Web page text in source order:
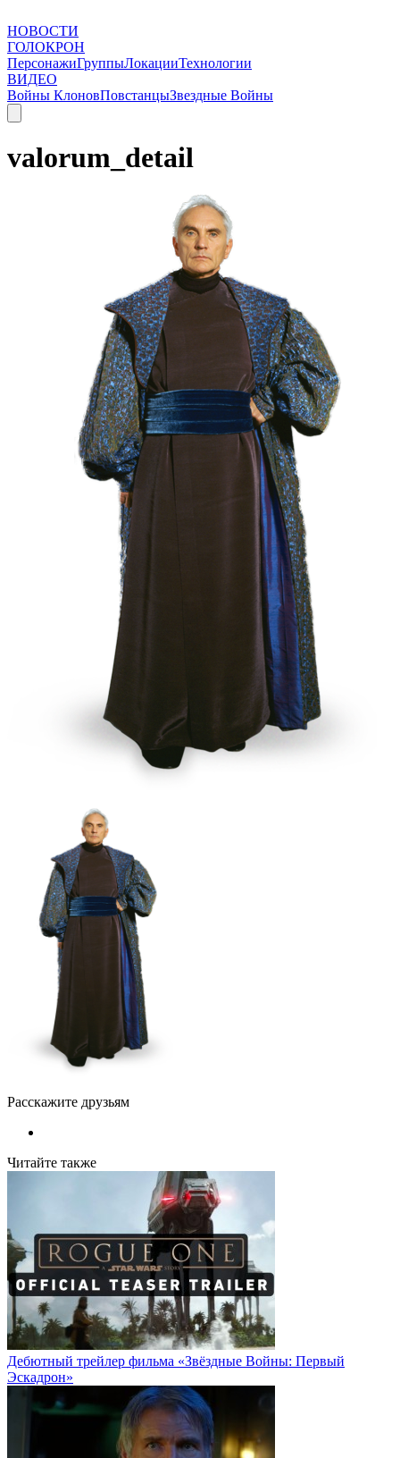
НОВОСТИ
ГОЛОКРОН
ПерсонажиГруппыЛокацииТехнологии
ВИДЕО
Войны КлоновПовстанцыЗвездные Войны
valorum_detail
Расскажите друзьям
Читайте также
Дебютный трейлер фильма «Звёздные Войны: Первый
Эскадрон»